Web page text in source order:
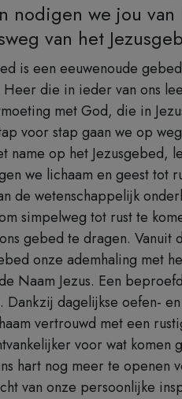
nodigen we jou
van het
is een eeuwenoude
die in ieder van ons
met God, die in
voor stap gaan we op
name op het Jezusgebed,
we lichaam en geest tot
de wetenschappelijk
simpelweg tot rust te
gebed te dragen.
onze ademhaling met
Naam Jezus. Een
Dankzij dagelijkse oefen- en
vertrouwd met een
voor wat komen
hart nog meer te openen
van onze persoonlijke